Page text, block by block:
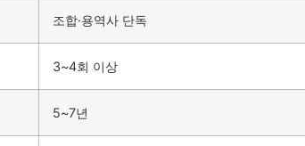
조합·용역사 단독
3~4회 이상
5~7년